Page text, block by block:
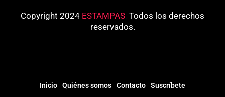
Copyright 2024 ESTAMPAS Todos los derechos
reservados.
Inicio Quiénes somos Contacto Suscríbete